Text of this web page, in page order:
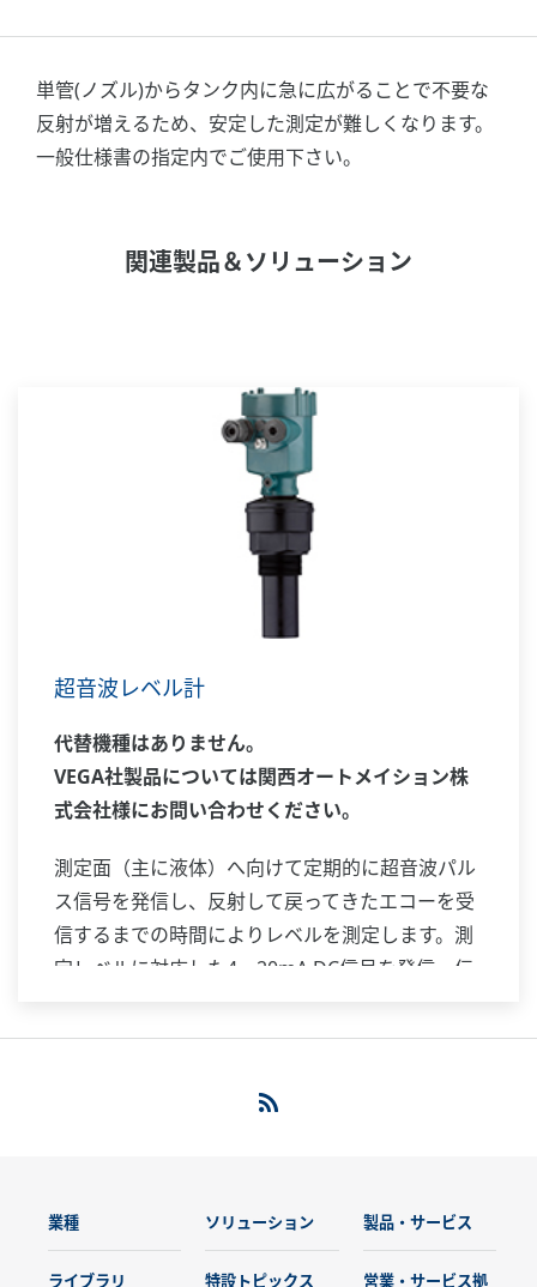
単管(ノズル)からタンク内に急に広がることで不要な
反射が増えるため、安定した測定が難しくなります。
一般仕様書の指定内でご使用下さい。
関連製品＆ソリューション
超音波レベル計
代替機種はありません。
VEGA社製品については関西オートメイション株
式会社様にお問い合わせください。
測定面（主に液体）へ向けて定期的に超音波パル
ス信号を発信し、反射して戻ってきたエコーを受
信するまでの時間によりレベルを測定します。測
定レベルに対応した4～20mA DC信号を発信・伝
にくい方式です。コンパクトな一体形設計で、小
業種 ソリューション 製品・サービス
ライブラリ 特設トピックス 営業・サービス拠